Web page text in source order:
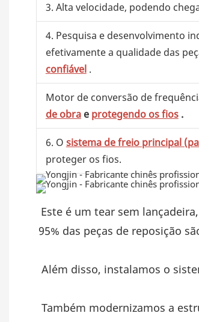
3. Alta velocidade, podendo
4. Pesquisa e desenvolvimento
efetivamente a qualidade das
confiável.
Motor de conversão de
de obrae protegendo os fios.
6. O sistema de freio principal
proteger os fios.
Este é um tear sem
95% das peças de reposição
Além disso, instalamos o
Também modernizamos a